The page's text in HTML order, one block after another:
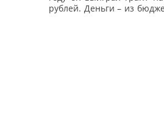
рублей. Деньги – из